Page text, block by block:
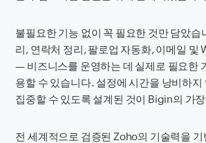
불필요한 기능 없이 꼭 필요한 것만 담았습
리, 연락처 정리, 팔로업 자동화, 이메일 및
— 비즈니스를 운영하는 데 실제로 필요한
용할 수 있습니다. 설정에 시간을 낭비하지
집중할 수 있도록 설계된 것이 Bigin의 가
전 세계적으로 검증된 Zoho의 기술력을 기